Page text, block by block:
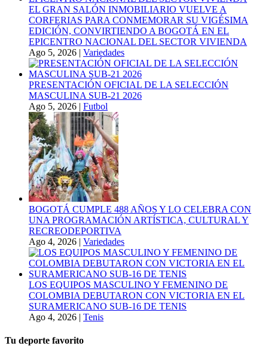
EL GRAN SALÓN INMOBILIARIO VUELVE A
CORFERIAS PARA CONMEMORAR SU VIGÉSIMA
EDICIÓN, CONVIRTIENDO A BOGOTÁ EN EL
EPICENTRO NACIONAL DEL SECTOR VIVIENDA
Ago 5, 2026 | Variedades
PRESENTACIÓN OFICIAL DE LA SELECCIÓN
MASCULINA SUB-21 2026
Ago 5, 2026 | Futbol
BOGOTÁ CUMPLE 488 AÑOS Y LO CELEBRA CON
UNA PROGRAMACIÓN ARTÍSTICA, CULTURAL Y
RECREODEPORTIVA
Ago 4, 2026 | Variedades
LOS EQUIPOS MASCULINO Y FEMENINO DE
COLOMBIA DEBUTARON CON VICTORIA EN EL
SURAMERICANO SUB-16 DE TENIS
Ago 4, 2026 | Tenis
Tu deporte favorito